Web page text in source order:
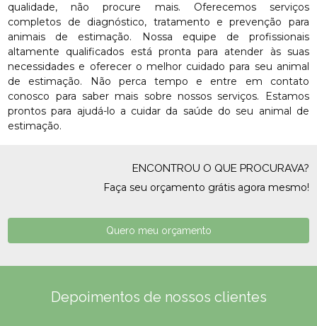
qualidade, não procure mais. Oferecemos serviços
completos de diagnóstico, tratamento e prevenção para
animais de estimação. Nossa equipe de profissionais
altamente qualificados está pronta para atender às suas
necessidades e oferecer o melhor cuidado para seu animal
de estimação. Não perca tempo e entre em contato
conosco para saber mais sobre nossos serviços. Estamos
prontos para ajudá-lo a cuidar da saúde do seu animal de
estimação.
ENCONTROU O QUE PROCURAVA?
Faça seu orçamento grátis agora mesmo!
Quero meu orçamento
Depoimentos de nossos clientes